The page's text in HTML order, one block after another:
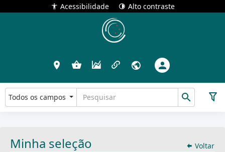
Acessibilidade Alto contraste
Todos os campos
Minha seleção Voltar